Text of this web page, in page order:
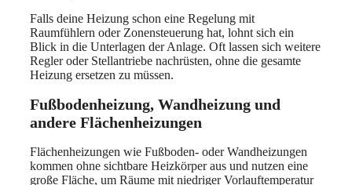
Falls deine Heizung schon eine Regelung mit
Raumfühlern oder Zonensteuerung hat, lohnt sich ein
Blick in die Unterlagen der Anlage. Oft lassen sich weitere
Regler oder Stellantriebe nachrüsten, ohne die gesamte
Heizung ersetzen zu müssen.
Fußbodenheizung, Wandheizung und
andere Flächenheizungen
Flächenheizungen wie Fußboden- oder Wandheizungen
kommen ohne sichtbare Heizkörper aus und nutzen eine
große Fläche, um Räume mit niedriger Vorlauftemperatur